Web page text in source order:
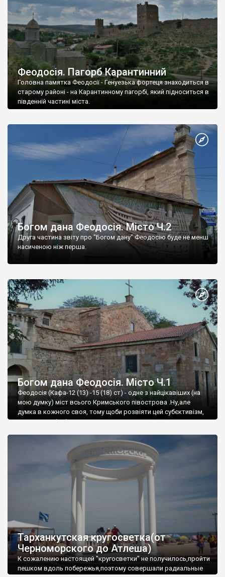
Феодосія. Пагорб Карантинний
Головна памятка Феодосії - Генуезька фортеця знаходиться в
старому районі - на Карантинному пагорбі, який підноситься в
південній частині міста.
Богом дана Феодосія. Місто Ч.2
Друга частина звіту про "Богом дану" Феодосію буде не менш
насиченою ніж перша.
Богом дана Феодосія. Місто Ч.1
Феодосія (Кафа-12 (13) -15 (18) ст) - одне з найцікавіших (на
мою думку) міст всього Кримського півострова .Ну,але
думка в кожного своя, тому щоби розвіяти цей субєктивізм,
запрошую відвідати це
Тарханкутская кругосветка(от
Черноморского до Атлеша)
К сожалению настоящей "кругосветки" не получилось,пройти
пешком вдоль побережья,поэтому совершали радиальные